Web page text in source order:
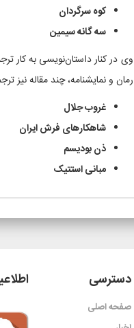
کوه سرگردان
سه گانه سیمین
وی در کنار داستان‌نویسی به کار
رمان و نمایشنامه، چند مقاله نیز
غروب جلال
شاهکارهای فرش ایران
ذن بودیسم
مبانی استتیک
دسترسی
صفحه اصلی